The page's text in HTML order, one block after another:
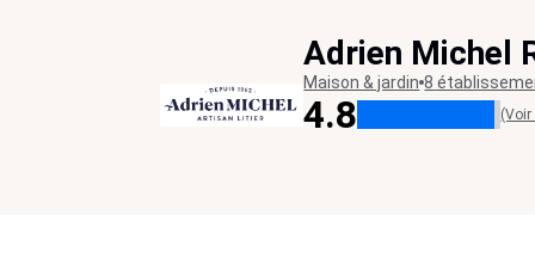
Adrien Michel
Maison & jardin 8
4.8 (Voir